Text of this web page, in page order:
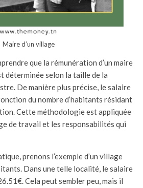
Maire d’un village
que la rémunération d’un maire
déterminée selon la taille de la
De manière plus précise, le salaire
du nombre d’habitants résidant
Cette méthodologie est appliquée
de travail et les responsabilités qui
prenons l’exemple d’un village
Dans une telle localité, le salaire
Cela peut sembler peu, mais il